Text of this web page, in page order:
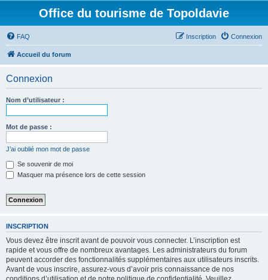
Office du tourisme de Topoldavie
FAQ Connexion
Inscription
Accueil du forum
Connexion
Nom d’utilisateur :
Mot de passe :
J’ai oublié mon mot de passe
Se souvenir de moi
Masquer ma présence lors de cette session
INSCRIPTION
Vous devez être inscrit avant de pouvoir vous connecter. L’inscription est
rapide et vous offre de nombreux avantages. Les administrateurs du forum
peuvent accorder des fonctionnalités supplémentaires aux utilisateurs inscrits.
Avant de vous inscrire, assurez-vous d’avoir pris connaissance de nos